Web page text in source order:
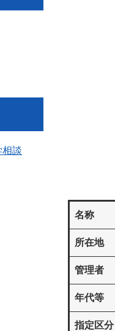
名称
所在地
管理者
年代等
指定区分
談